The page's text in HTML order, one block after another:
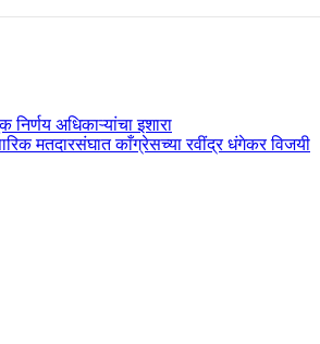
अधिकाऱ्यांचा इशारा
मतदारसंघात काँग्रेसच्या रवींद्र धंगेकर विजयी